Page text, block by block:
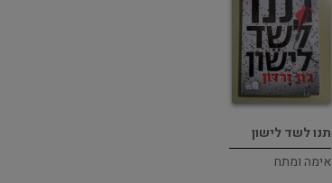
תנו לשד לישון
אימה ומתח